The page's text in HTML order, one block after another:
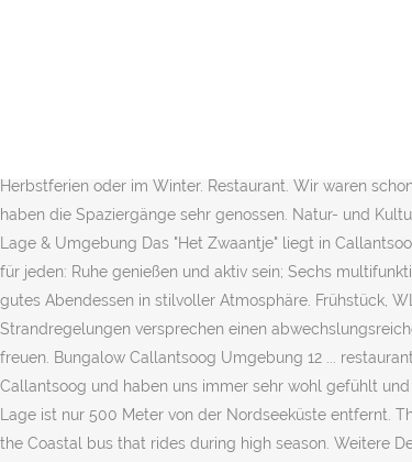
unseren Gästen mit „Sehr gut“ bewertet. Sehen Sie
Herbstferien oder im Winter. Restaurant. Wir waren
haben die Spaziergänge sehr genossen. Natur- und
Lage & Umgebung Das "Het Zwaantje" liegt in
für jeden: Ruhe genießen und aktiv sein; Sechs
gutes Abendessen in stilvoller Atmosphäre. Frühstück,
Strandregelungen versprechen einen
freuen. Bungalow Callantsoog Umgebung 12 ...
Callantsoog und haben uns immer sehr wohl gefühlt
Lage ist nur 500 Meter von der Nordseeküste entfernt.
the Coastal bus that rides during high season. Weitere